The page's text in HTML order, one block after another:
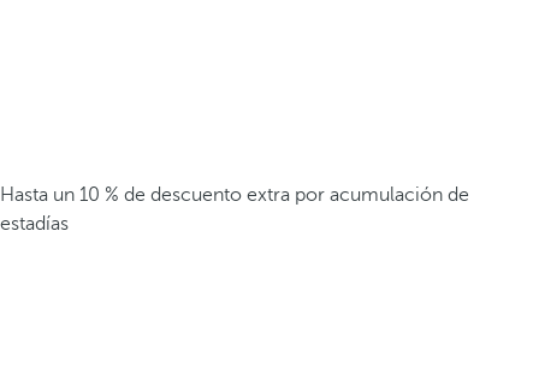
Hasta un 10 % de descuento extra por acumulación de
estadías